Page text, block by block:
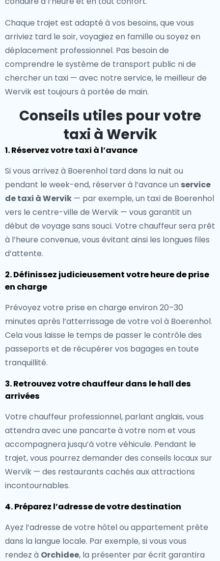
Chaque trajet est adapté à vos besoins, que vous
arriviez tard le soir, voyagiez en famille ou soyez en
déplacement professionnel. Pas besoin de
comprendre le système de transport public ni de
chercher un taxi — avec notre service, le meilleur de
Wervik est toujours à portée de main.
Conseils utiles pour votre
taxi à Wervik
1. Réservez votre taxi à l’avance
Si vous arrivez à Boerenhol tard dans la nuit ou
pendant le week-end, réserver à l’avance un service
de taxi à Wervik — par exemple, un taxi de Boerenhol
vers le centre-ville de Wervik — vous garantit un
début de voyage sans souci. Votre chauffeur sera prêt
à l’heure convenue, vous évitant ainsi les longues files
d’attente.
2. Définissez judicieusement votre heure de prise
en charge
Prévoyez votre prise en charge environ 20–30
minutes après l’atterrissage de votre vol à Boerenhol.
Cela vous laisse le temps de passer le contrôle des
passeports et de récupérer vos bagages en toute
tranquillité.
3. Retrouvez votre chauffeur dans le hall des
arrivées
Votre chauffeur professionnel, parlant anglais, vous
attendra avec une pancarte à votre nom et vous
accompagnera jusqu’à votre véhicule. Pendant le
trajet, vous pourrez demander des conseils locaux sur
Wervik — des restaurants cachés aux attractions
incontournables.
4. Préparez l’adresse de votre destination
Ayez l’adresse de votre hôtel ou appartement prête
dans la langue locale. Par exemple, si vous vous
rendez à Orchidee, la présenter par écrit garantira